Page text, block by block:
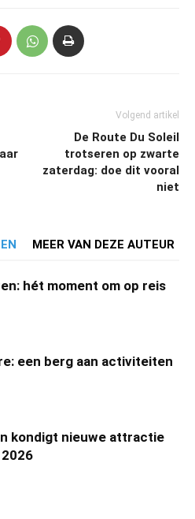
Volgend artikel
De Route Du Soleil
trotseren op zwarte
zaterdag: doe dit vooral
niet
MEER VAN DEZE AUTEUR
hét moment om op reis
een berg aan activiteiten
kondigt nieuwe attractie